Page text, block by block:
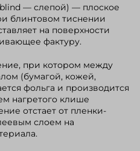
— слепой) — плоское
блинтовом тиснении
на поверхности
фактуру.
при котором между
(бумагой, кожей,
фольга и производится
нагретого клише
отстает от пленки-
слоем на